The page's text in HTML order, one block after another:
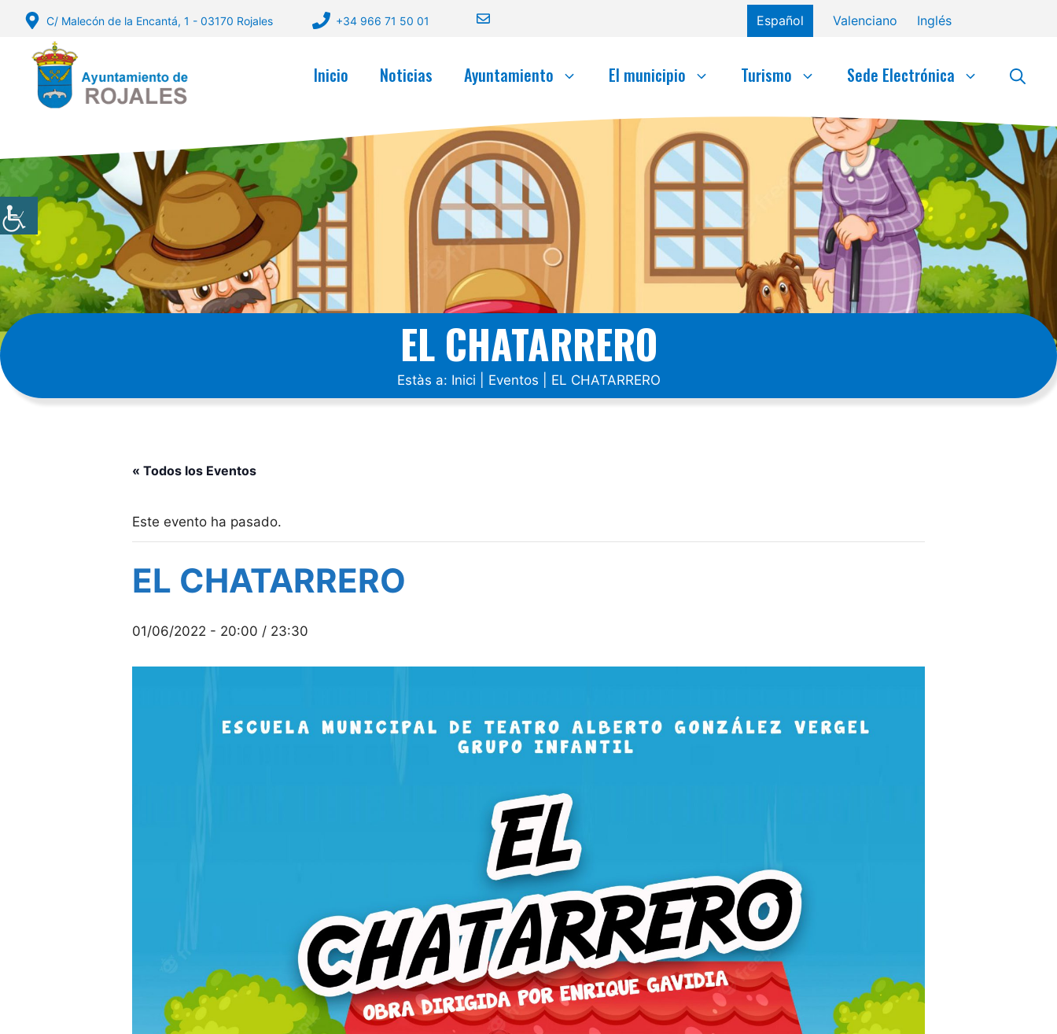
Saltar
contenido
C/ Malecón de la Encantá, 1 - 03170 Rojales +34 966 71 50 01 Español Valenciano Inglés
Inicio Noticias Ayuntamiento El municipio Turismo Sede Electrónica
EL CHATARRERO
Estàs a: Inici Eventos EL CHATARRERO
« Todos los Eventos
Este evento ha pasado.
EL CHATARRERO
01/06/2022 - 20:00 / 23:30